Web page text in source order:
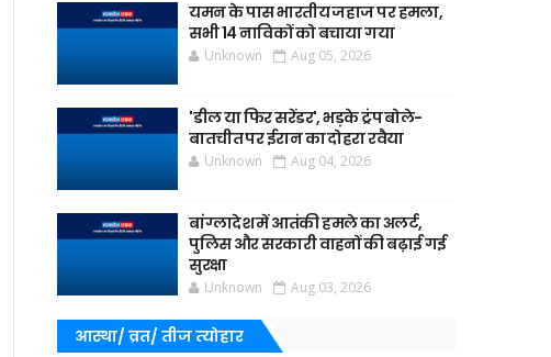
यमन के पास भारतीय जहाज पर हमला,
सभी 14 नाविकों को बचाया गया
Unknown Aug 05, 2026
'डील या फिर सरेंडर', भड़के ट्रंप बोले-
बातचीत पर ईरान का दोहरा रवैया
Unknown Aug 04, 2026
बांग्लादेश में आतंकी हमले का अलर्ट,
पुलिस और सरकारी वाहनों की बढ़ाई गई
सुरक्षा
Unknown Aug 03, 2026
आस्था/ व्रत/ तीज त्‍योहार